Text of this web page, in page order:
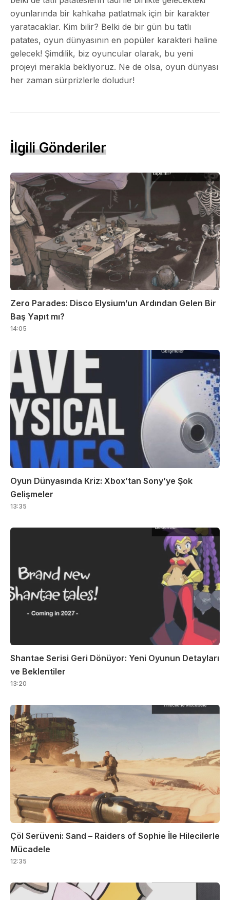
oyunlarında bir kahkaha patlatmak için bir karakter
yaratacaklar. Kim bilir? Belki de bir gün bu tatlı
patates, oyun dünyasının en popüler karakteri haline
gelecek! Şimdilik, biz oyuncular olarak, bu yeni
projeyi merakla bekliyoruz. Ne de olsa, oyun dünyası
her zaman sürprizlerle doludur!
İlgili Gönderiler
Zero Parades: Disco Elysium’un Ardından Gelen Bir
Baş Yapıt mı?
14:05
Oyun Dünyasında Kriz: Xbox’tan Sony’ye Şok
Gelişmeler
13:35
Shantae Serisi Geri Dönüyor: Yeni Oyunun Detayları
ve Beklentiler
13:20
Çöl Serüveni: Sand – Raiders of Sophie İle Hilecilerle
Mücadele
12:35